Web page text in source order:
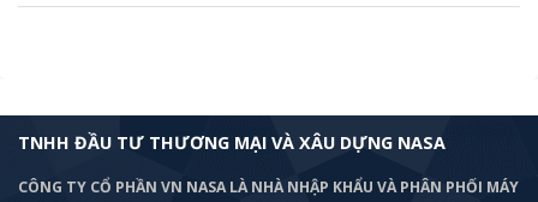
TNHH ĐẦU TƯ THƯƠNG MẠI VÀ XÂU DỰNG NASA
CÔNG TY CỔ PHẦN VN NASA LÀ NHÀ NHẬP KHẨU VÀ PHÂN PHỐI MÁY